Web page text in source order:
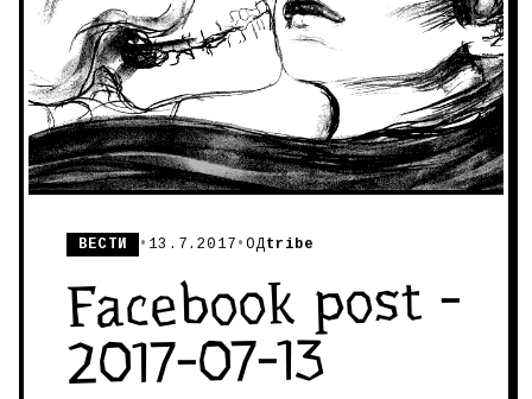
ВЕСТИ • 13.7.2017 •ОДtribe
Facebook post -
2017-07-13